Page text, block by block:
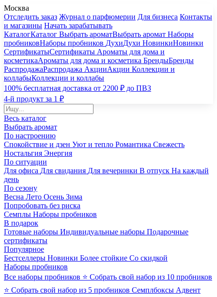
Москва
Отследить заказ Журнал о парфюмерии Для бизнеса Контакты
и магазины Начать зарабатывать
КаталогКаталог Выбрать ароматВыбрать аромат Наборы
пробниковНаборы пробников ДухиДухи НовинкиНовинки
СертификатыСертификаты Ароматы для дома и
косметикаАроматы для дома и косметика БрендыБренды
РаспродажаРаспродажа АкцииАкции Коллекции и
коллабыКоллекции и коллабы
100% бесплатная доставка от 2200 ₽ до ПВЗ
4-й продукт за 1 ₽
Весь каталог
Выбрать аромат
По настроению
Спокойствие и дзен Уют и тепло Романтика Свежесть
Ностальгия Энергия
По ситуации
Для офиса Для свидания Для вечеринки В отпуск На каждый
день
По сезону
Весна Лето Осень Зима
Попробовать без риска
Семплы Наборы пробников
В подарок
Готовые наборы Индивидуальные наборы Подарочные
сертификаты
Популярное
Бестселлеры Новинки Более стойкие Со скидкой
Наборы пробников
Все наборы пробников ⭐ Собрать свой набор из 10 пробников
⭐ Собрать свой набор из 5 пробников Семплбоксы Адвент